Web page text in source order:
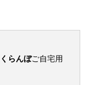
らんぼご自宅用